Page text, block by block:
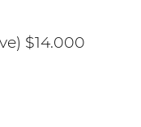
$14.000